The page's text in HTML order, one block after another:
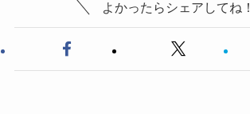
よかったらシェアしてね！